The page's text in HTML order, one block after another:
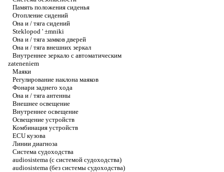
Память положения сиденья
Отопление сидений
Она и / тяга сидений
Steklopod ' ±mniki
Она и / тяга замков дверей
Она и / тяга внешних зеркал
Внутреннее зеркало с автоматическим
zateneniem
Маяки
Регулирование наклона маяков
Фонари заднего хода
Она и / тяга антенны
Внешнее освещение
Внутреннее освещение
Освещение устройств
Комбинация устройств
ECU кузова
Линии диагноза
Система судоходства
audiosistema (с системой судоходства)
audiosistema (без системы судоходства)